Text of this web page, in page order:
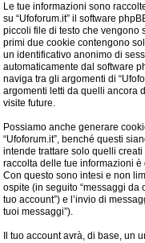
Le tue informazioni sono
su “Ufoforum.it” il software
piccoli file di testo che vengono
primi due cookie contengono
un identificativo anonimo di
automaticamente dal software
naviga tra gli argomenti di
argomenti letti da quelli ancora
visite future.
Possiamo anche generare
“Ufoforum.it”, benché questi
intende trattare solo quelli
raccolta delle tue informazioni
Con questo sono intesi e non
ospite (in seguito “messaggi da
tuo account”) e l’invio di
tuoi messaggi”).
Il tuo account avrà, di base, un